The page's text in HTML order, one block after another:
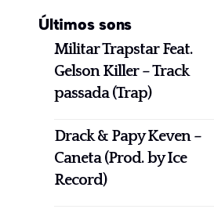
Últimos sons
Militar Trapstar Feat.
Gelson Killer – Track
passada (Trap)
Drack & Papy Keven –
Caneta (Prod. by Ice
Record)